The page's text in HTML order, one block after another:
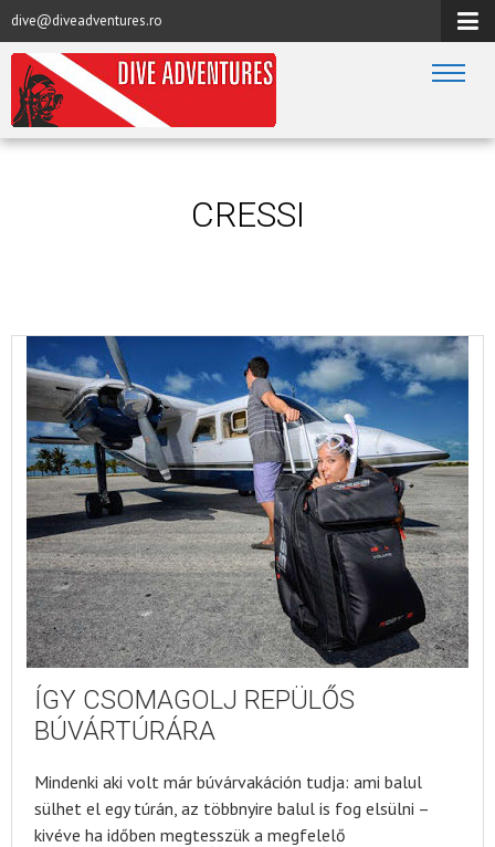
dive@diveadventures.ro
CRESSI
ÍGY CSOMAGOLJ REPÜLŐS
BÚVÁRTÚRÁRA
Mindenki aki volt már búvárvakáción tudja: ami balul
sülhet el egy túrán, az többnyire balul is fog elsülni –
kivéve ha időben megtesszük a megfelelő